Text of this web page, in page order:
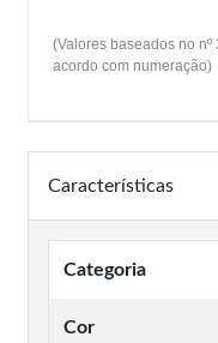
(Valores baseados no
acordo com numeração)
Características
Categoria
Cor